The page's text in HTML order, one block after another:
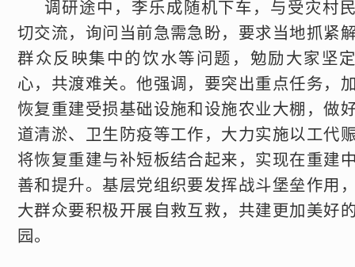
调研途中，李乐成随机下车，与受灾村
切交流，询问当前急需急盼，要求当地抓紧
群众反映集中的饮水等问题，勉励大家坚
心，共渡难关。他强调，要突出重点任务，
恢复重建受损基础设施和设施农业大棚，做
道清淤、卫生防疫等工作，大力实施以工代
将恢复重建与补短板结合起来，实现在重建
善和提升。基层党组织要发挥战斗堡垒作用
大群众要积极开展自救互救，共建更加美好
园。